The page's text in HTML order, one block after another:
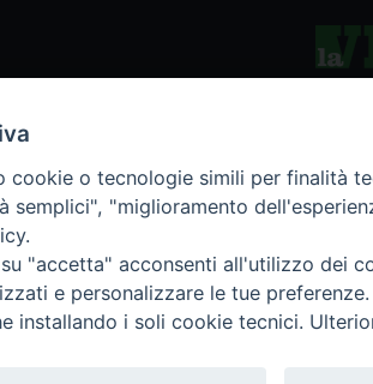
Abbonamenti
cookie o tecnologie simili per finalità
semplici", "miglioramento
"accetta" acconsenti all'utilizzo dei
e personalizzare le tue
installando i soli cookie tecnici.